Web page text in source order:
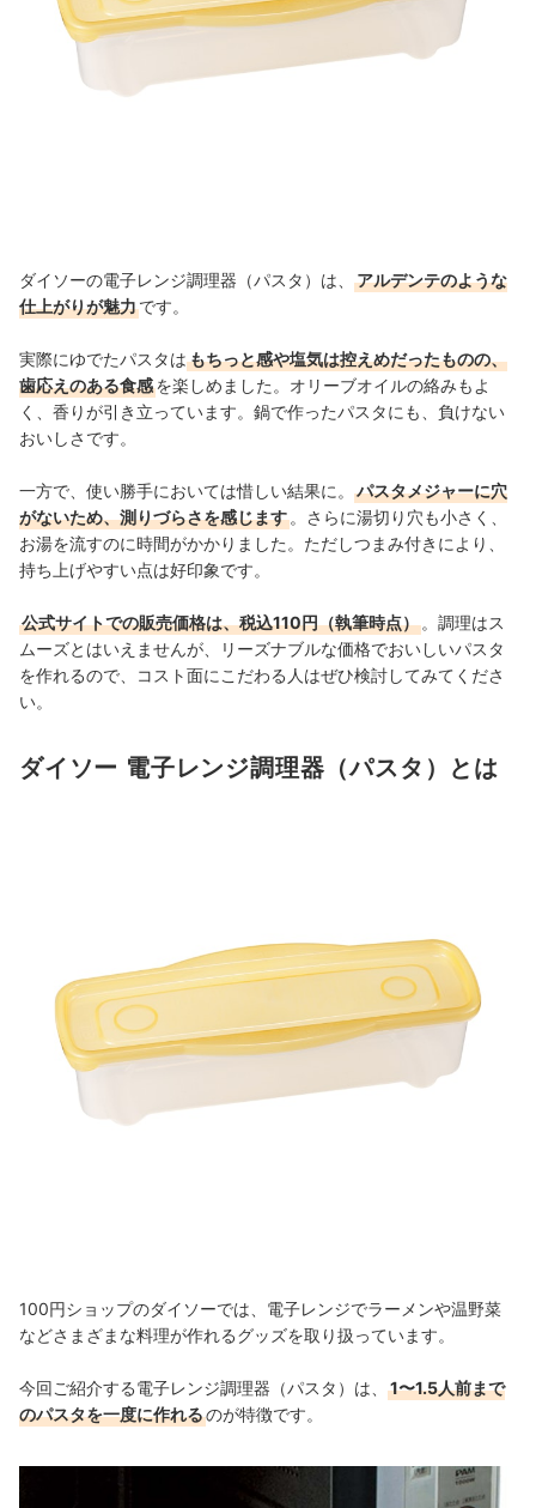
ダイソーの電子レンジ調理器（パスタ）は、
アルデンテのような
仕上がりが魅力です。
実際にゆでたパスタはもちっと感や塩気は控えめだったものの、
歯応えのある食感を楽しめました。オリーブオイルの絡みもよ
く、香りが引き立っています。鍋で作ったパスタにも、負けない
おいしさです。
一方で、使い勝手においては惜しい結果に。
パスタメジャーに穴
がないため、測りづらさを感じます 。さらに湯切り穴も小さく、
お湯を流すのに時間がかかりました。ただしつまみ付きにより、
持ち上げやすい点は好印象です。
公式サイトでの販売価格は、税込110円（執筆時点） 。調理はス
ムーズとはいえませんが、リーズナブルな価格でおいしいパスタ
を作れるので、コスト面にこだわる人はぜひ検討してみてくださ
い。
ダイソー 電子レンジ調理器（パスタ）とは
100円ショップのダイソーでは、電子レンジでラーメンや温野菜
などさまざまな料理が作れるグッズを取り扱っています。
今回ご紹介する電子レンジ調理器（パスタ）は、
1〜1.5人前まで
のパスタを一度に作れるのが特徴です。